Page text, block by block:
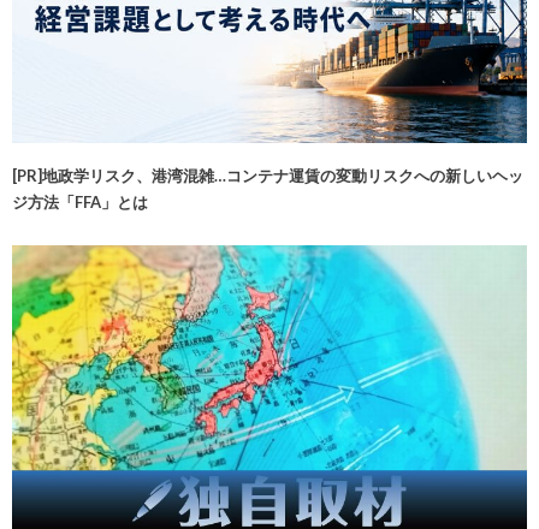
[PR]地政学リスク、港湾混雑…コンテナ運賃の変動リスクへの新しいヘッ
ジ方法「FFA」とは